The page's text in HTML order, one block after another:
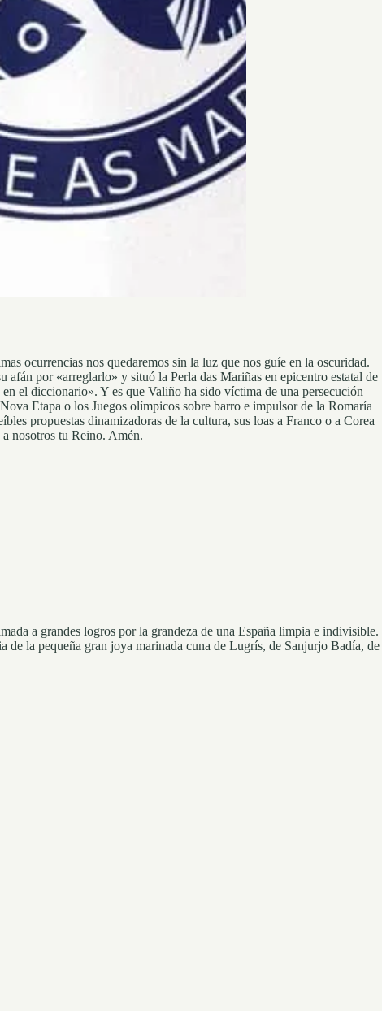
ocurrencias nos quedaremos sin la luz que nos guíe en la oscuridad.
por «arreglarlo» y situó la Perla das Mariñas en epicentro estatal de
el diccionario». Y es que Valiño ha sido víctima de una persecución
Etapa o los Juegos olímpicos sobre barro e impulsor de la Romaría
propuestas dinamizadoras de la cultura, sus loas a Franco o a Corea
nosotros tu Reino. Amén.
a grandes logros por la grandeza de una España limpia e indivisible.
de la pequeña gran joya marinada cuna de Lugrís, de Sanjurjo Badía, de